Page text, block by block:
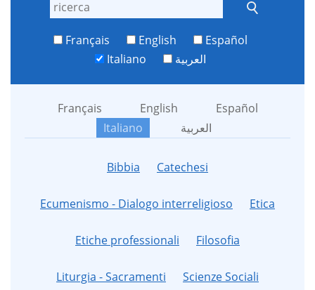
Français English
Español
Italiano
العربية
Français English
Español
Italiano
العربية
Bibbia Catechesi
Ecumenismo - Dialogo interreligioso Etica
Etiche professionali Filosofia
Liturgia - Sacramenti Scienze Sociali